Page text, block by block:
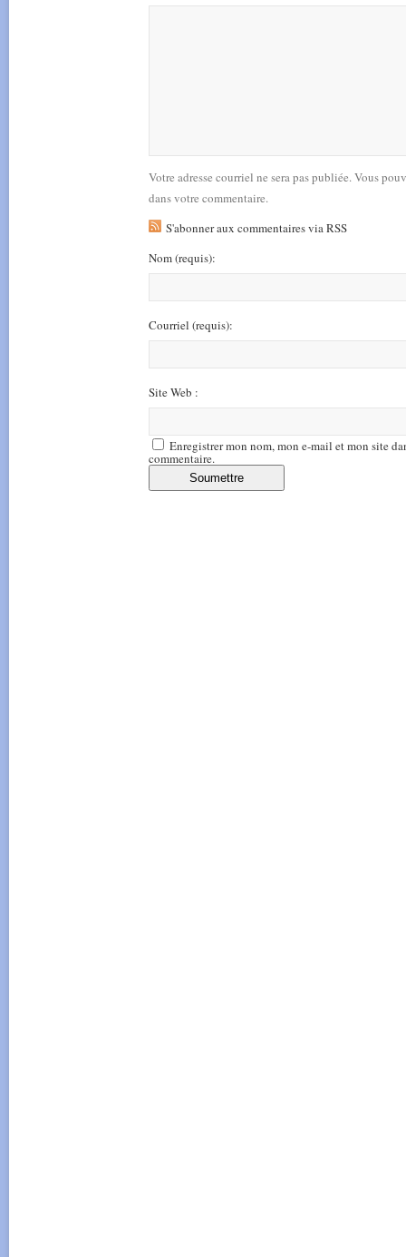
Votre adresse courriel ne sera pas publiée. Vous
dans votre commentaire.
S'abonner aux commentaires via RSS
Nom(requis):
Courriel (requis):
Site Web :
Enregistrer mon nom, mon e-mail et mon site
commentaire.